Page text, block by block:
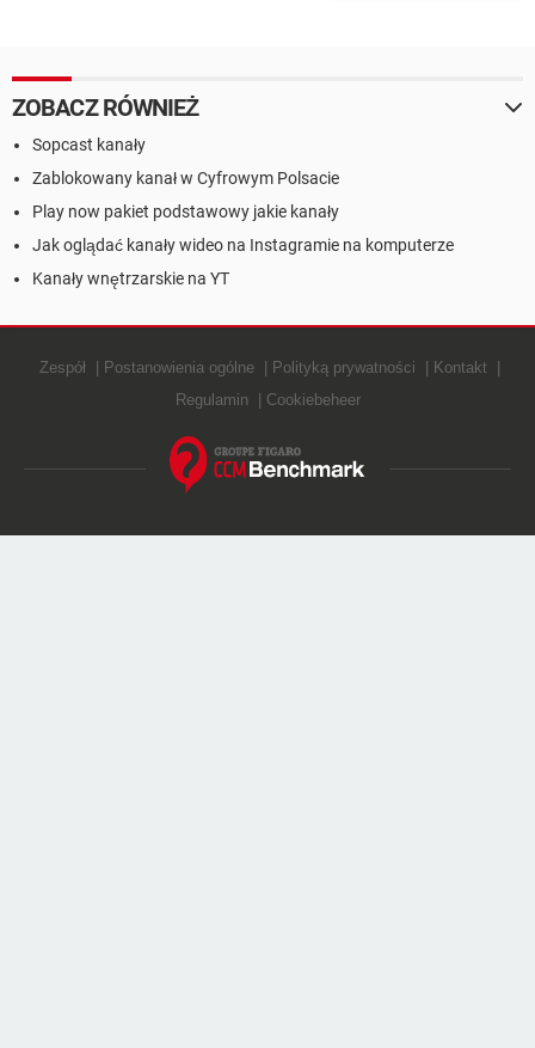
ZOBACZ RÓWNIEŻ
Sopcast kanały
Zablokowany kanał w Cyfrowym Polsacie
Play now pakiet podstawowy jakie kanały
Jak oglądać kanały wideo na Instagramie na komputerze
Kanały wnętrzarskie na YT
Zespół Postanowienia ogólne Polityką prywatności
Kontakt
Regulamin
Cookiebeheer